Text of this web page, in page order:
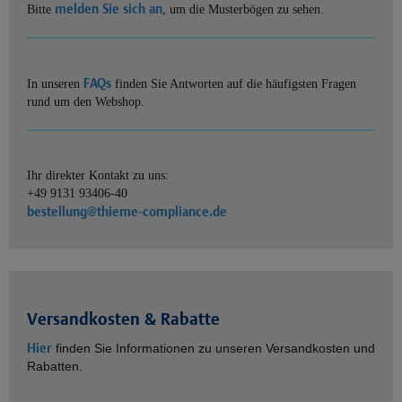
Bitte melden Sie sich an, um die Musterbögen zu sehen.
In unseren FAQs finden Sie Antworten auf die häufigsten Fragen
rund um den Webshop.
Ihr direkter Kontakt zu uns:
+49 9131 93406-40
bestellung@thieme-compliance.de
Versandkosten & Rabatte
Hier finden Sie Informationen zu unseren Versandkosten und
Rabatten.